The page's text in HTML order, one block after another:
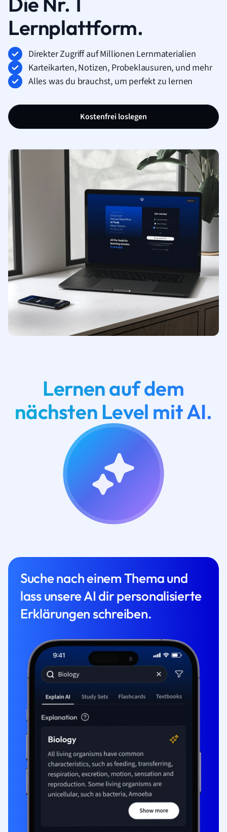
Lernplattform.
Direkter Zugriff auf Millionen Lernmaterialien
Karteikarten, Notizen, Probeklausuren, und mehr
Alles was du brauchst, um perfekt zu lernen
Kostenfrei loslegen
Lernen auf dem
nächsten Level mit AI.
Suche nach einem Thema und
lass unsere AI dir personalisierte
Erklärungen schreiben.